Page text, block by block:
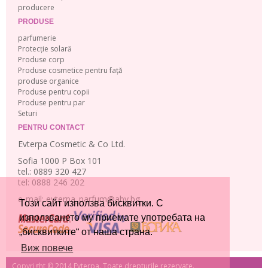
Този сайт използва бисквитки. С
използването му приемате употребата на
„бисквитките“ от наша страна.
Виж повече
producere
PRODUSE
parfumerie
Protecție solară
Produse corp
Produse cosmetice pentru față
produse organice
Produse pentru copii
Produse pentru par
Seturi
PENTRU CONTACT
Evterpa Cosmetic & Co Ltd.
Sofia 1000 P Box 101
tel.: 0889 320 427
tel: 0888 246 202
e-mail: evterpa_parfum@abv.bg